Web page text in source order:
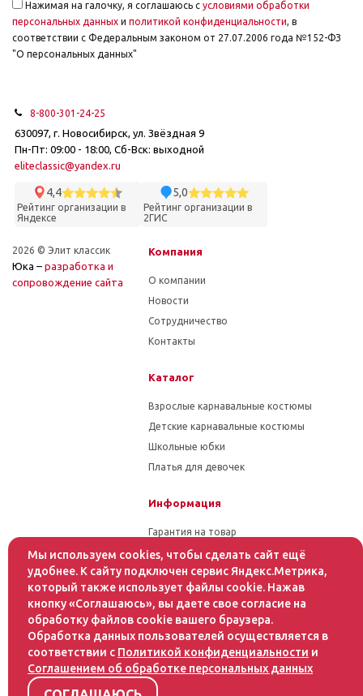
Нажимая на галочку, я соглашаюсь с условиями обработки
персональных данных и политикой конфиденциальности, в
соответствии с Федеральным законом от 27.07.2006 года №152-ФЗ
"О персональных данных"
8-800-301-24-25
630097, г. Новосибирск, ул. Звёздная 9
Пн-Пт: 09:00 - 18:00, Сб-Вск: выходной
eliteclassic@yandex.ru
4,4
Рейтинг организации в
Яндексе
5,0
Рейтинг организации в
2ГИС
2026 © Элит классик
Юка – разработка и
cопровождение сайта
Компания
О компании
Новости
Сотрудничество
Контакты
Каталог
Взрослые карнавальные костюмы
Детские карнавальные костюмы
Школьные юбки
Платья для девочек
Информация
Гарантия на товар
Условия оплаты
Условия доставки
Помощь
Статьи
Как оформить заказ
Инструкция по уходу за тканями
Мы используем cookies, чтобы сделать сайт ещё
удобнее. К сайту подключен сервис Яндекс.Метрика,
который также использует файлы cookie. Нажав
кнопку «Соглашаюсь», вы даете свое согласие на
обработку файлов cookie вашего браузера.
Обработка данных пользователей осуществляется в
соответствии с Политикой конфиденциальности и
Соглашением об обработке персональных данных